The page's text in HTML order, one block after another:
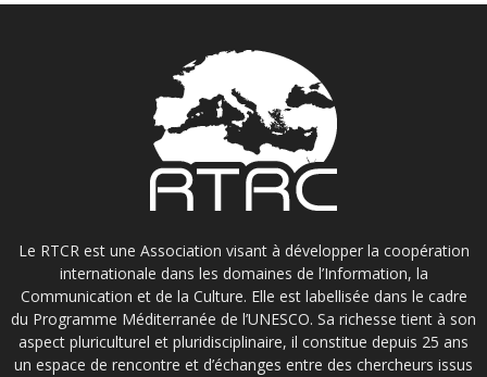
Le RTCR est une Association visant à développer la coopération
internationale dans les domaines de l’Information, la
Communication et de la Culture. Elle est labellisée dans le cadre
du Programme Méditerranée de l’UNESCO. Sa richesse tient à son
aspect pluriculturel et pluridisciplinaire, il constitue depuis 25 ans
un espace de rencontre et d’échanges entre des chercheurs issus